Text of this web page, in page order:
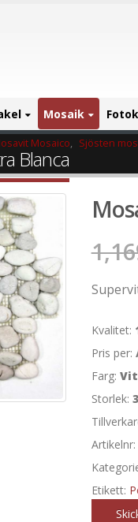
Mosaik
Mosaico, Sjösten
Blanca
Kvalitet:
Pris per:
Farg: Vit
Storlek:
Artikelnr:
Etikett: